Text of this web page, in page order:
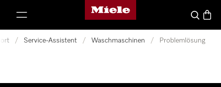
Miele-Homepage
Suche
/ Service-Assistent / Waschmaschinen / Problemlösung